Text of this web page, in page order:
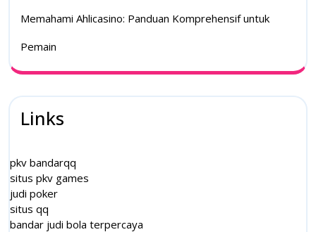
Memahami Ahlicasino: Panduan Komprehensif untuk
Pemain
Links
pkv bandarqq
situs pkv games
judi poker
situs qq
bandar judi bola terpercaya